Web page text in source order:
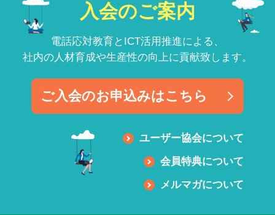
入会のご案内
電話応対教育とICT活用推進による、
社内の人材育成や生産性の向上に貢献致します。
ご入会のお申込みはこちら
ユーザー協会について
会員特典について
メルマガについて